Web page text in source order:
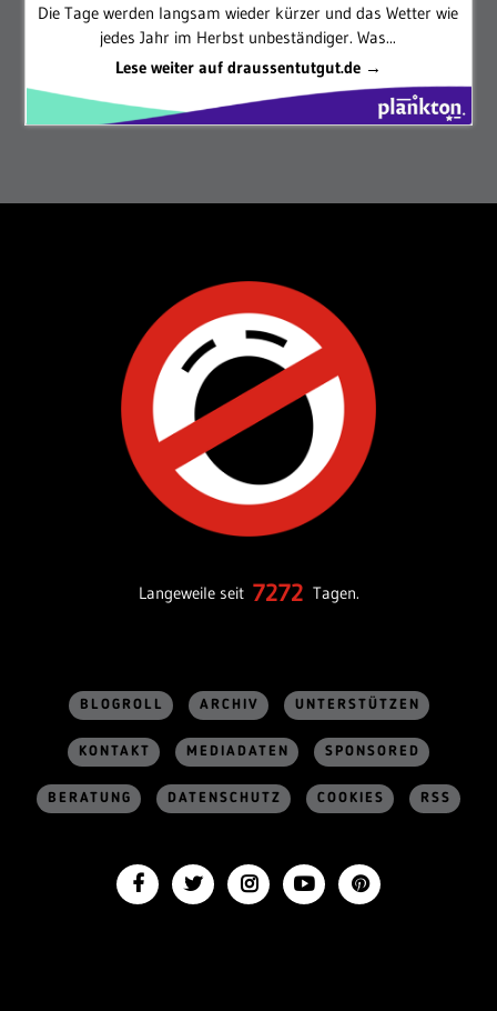
Die Tage werden langsam wieder kürzer und das Wetter wie
jedes Jahr im Herbst unbeständiger. Was...
Lese weiter auf draussentutgut.de →
Langeweile seit 7272 Tagen.
BLOGROLL ARCHIV UNTERSTÜTZEN
KONTAKT MEDIADATEN SPONSORED
BERATUNG DATENSCHUTZ COOKIES RSS